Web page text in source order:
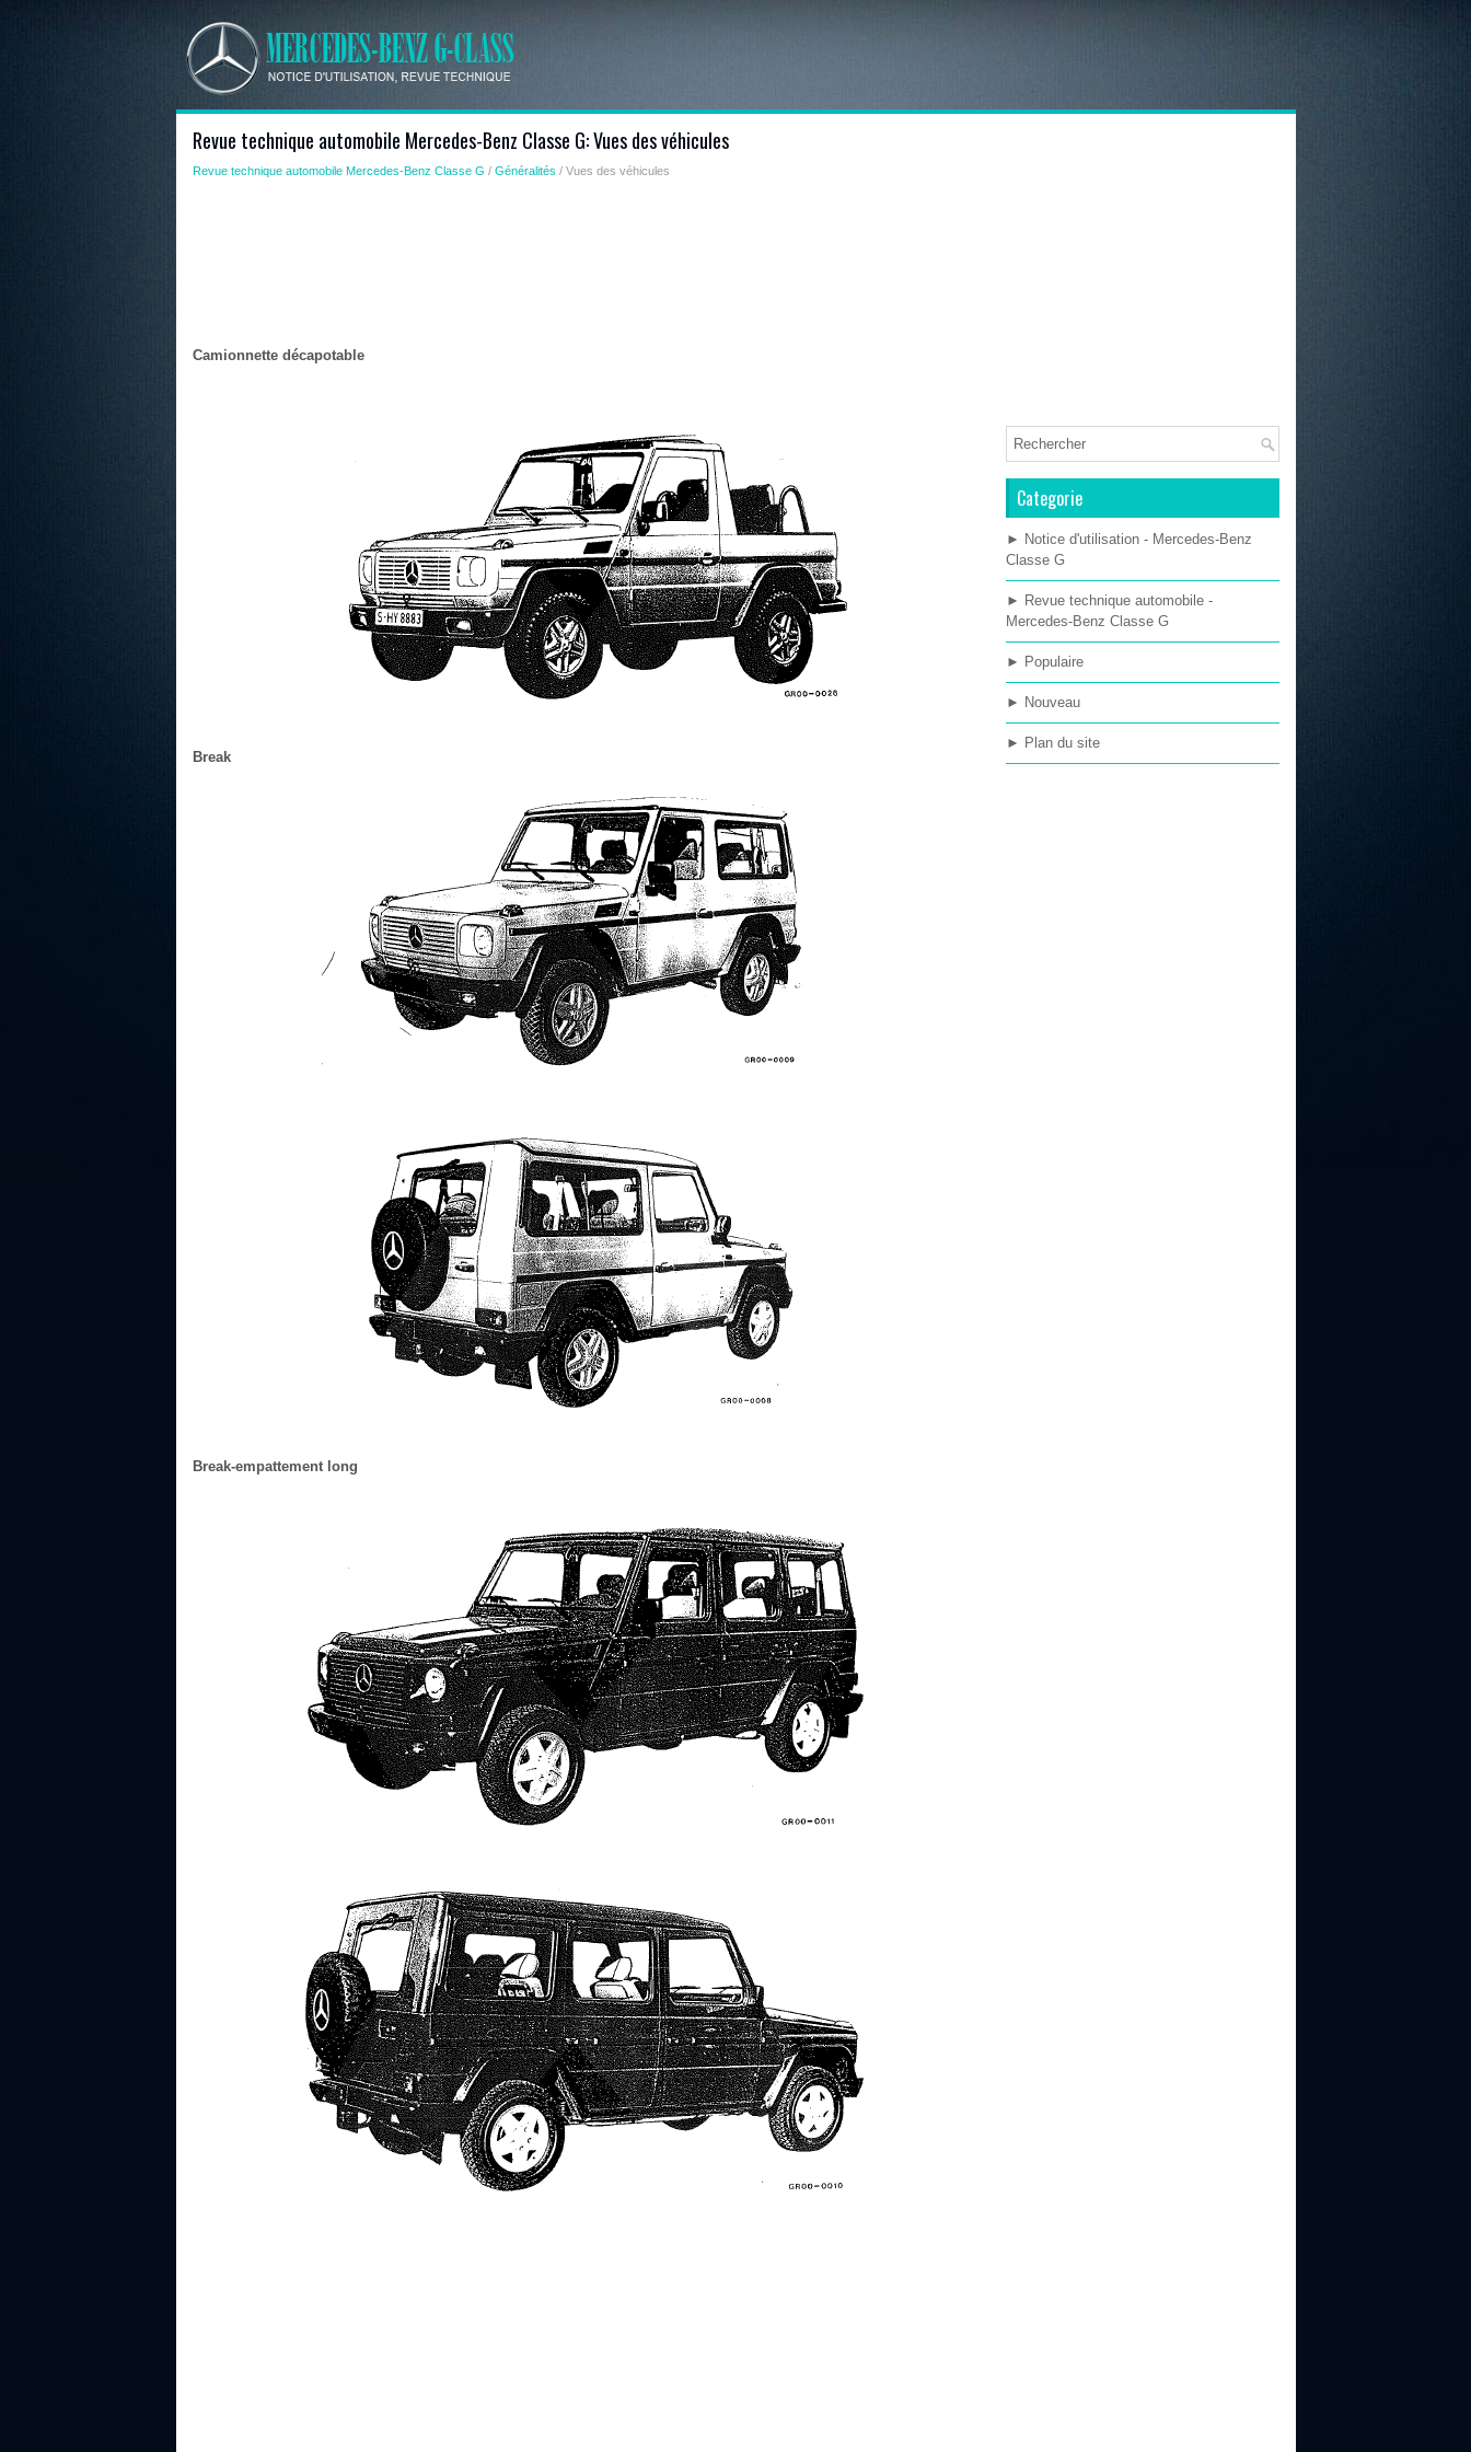
Revue technique automobile Mercedes-Benz Classe G: Vues des véhicules
Revue technique automobile Mercedes-Benz Classe G / Généralités / Vues des véhicules
Camionnette décapotable
Break
Break-empattement long
Categorie
► Notice d'utilisation - Mercedes-Benz
Classe G
► Revue technique automobile -
Mercedes-Benz Classe G
► Populaire
► Nouveau
► Plan du site